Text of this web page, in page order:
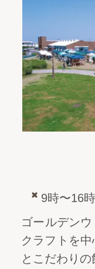
9時〜16
ゴールデン
クラフトを
とこだわり